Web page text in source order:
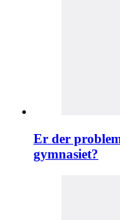
Er der
gymnasiet?